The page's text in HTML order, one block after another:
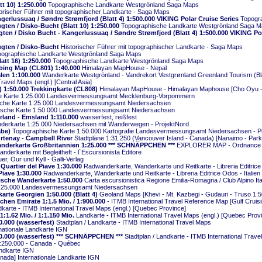
10) 1:250.000Topographische Landkarte Westgrönland Saga Maps
Führer mit topographischer Landkarte - Saga Maps
/ Søndre Strømfjord (Blatt 4) 1:500.000 VIKING Polar Cruise Series
/ Disko-Bucht (Blatt 10) 1:250.000Topographische Landkarte Westgrönland Saga
/ Disko Bucht - Kangerlussuaq / Søndre Strømfjord (Blatt 4) 1:500.000 VIKING
/ Disko-BuchtHistorischer Führer mit topographischer Landkarte - Saga Maps
Landkarte Westgrönland Saga Maps
16) 1:250.000Topographische Landkarte Westgrönland Saga Maps
Map (CL801) 1:40.000Himalayan MapHouse - Nepal
1:100.000Wanderkarte Westgrönland - Vandrekort Vestgrønland Greenland Tourism
Maps (engl.) [Central Asia]
Trekkingkarte (CL808) Himalayan MapHouse - Himalayan Maphouse [Cho
Karte 1:25.000 Landesvermessungsamt Mecklenburg-Vorpommern
Karte 1:25.000 Landesvermessungsamt Niedersachsen
Karte 1:50.000 Landesvermessungsamt Niedersachsen
- Emsland 1:110.000wasserfest, reißfest
1:25.000 Niedersachsen mit Wanderwegen - ProjektNord
Topographische Karte 1:50.000 Kartografie Landesvermessungsamt Niedersachsen -
- Campbell RiverStadtpläne 1:31.250 (Vancouver Island - Canada) [Nanaimo -
Großbritannien 1:25.000 *** SCHNÄPPCHEN ***EXPLORER MAP -
mit Begleitheft - l`Escursionista Editore
Our und Kyll - Galli-Verlag
del Piave 1:30.000Radwanderkarte, Wanderkarte und Reitkarte - Libreria
1:30.000Radwanderkarte, Wanderkarte und Reitkarte - Libreria Editrice Odos - Italien
Wanderkarte 1:50.000Carta escursionistica Regione Emilia-Romagna / Club Alpino
Landesvermessungsamt Niedersachsen
Georgien 1:50.000 (Blatt 4) Geoland Maps [Khevi - Mt. Kazbegi - Gudauri - Truso
Emirate 1:1.5 Mio. / 1:900.000- ITMB International Travel Reference Map [Gulf
- ITMB International Travel Maps (engl.) [Quebec Province]
Mio. / 1:1.150 Mio.Landkarte - ITMB International Travel Maps (engl.) [Quebec
(wasserfest) Stadtplan / Landkarte - ITMB International Travel Maps
Landkarte IGN
(wasserfest) *** SCHNÄPPCHEN ***Stadtplan / Landkarte - ITMB International
- Canada - Québec
IGN
Internationale Landkarte IGN